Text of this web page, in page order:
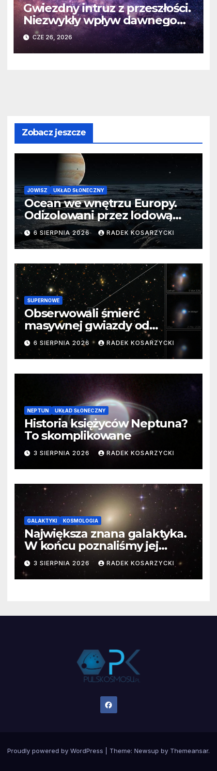
Gwiezdny intruz z przeszłości.
Niezwykły wpływ dawnego
spotkania na komety Układu
Słonecznego
CZE 26, 2026
Zobacz jeszcze
JOWISZ UKŁAD SŁONECZNY
Ocean we wnętrzu Europy.
Odizolowani przez lodową
barierę
6 SIERPNIA 2026 RADEK KOSARZYCKI
SUPERNOWE
Obserwowali śmierć
masywnej gwiazdy od
samego początku. Niezwykle
cenne dane
6 SIERPNIA 2026 RADEK KOSARZYCKI
NEPTUN UKŁAD SŁONECZNY
Historia księżyców Neptuna?
To skomplikowane
3 SIERPNIA 2026 RADEK KOSARZYCKI
GALAKTYKI KOSMOLOGIA
Największa znana galaktyka.
W końcu poznaliśmy jej
faktyczne wymiary
3 SIERPNIA 2026 RADEK KOSARZYCKI
Proudly powered by WordPress Theme: Newsup by Themeansar.